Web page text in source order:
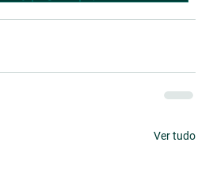
Ver tudo